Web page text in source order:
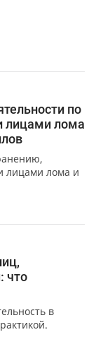
по
лицами лома
лицами лома и
что
в